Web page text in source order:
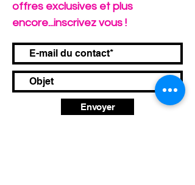
offres exclusives et plus
encore...inscrivez vous !
Envoyer